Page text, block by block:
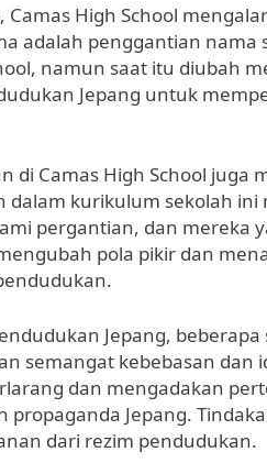
Camas High School
adalah penggantian nama
namun saat itu diubah
Jepang untuk
di Camas High School juga
dalam kurikulum sekolah
pergantian, dan mereka
pola pikir dan
Jepang, beberapa
semangat kebebasan dan
dan mengadakan
propaganda Jepang.
dari rezim pendudukan.